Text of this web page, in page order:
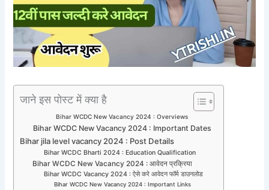
जाने इस पोस्ट में क्या है
Bihar WCDC New Vacancy 2024 : Overviews
Bihar WCDC New Vacancy 2024 : Important Dates
Bihar jila level vacancy 2024 : Post Details
Bihar WCDC Bharti 2024 : Education Qualification
Bihar WCDC New Vacancy 2024 : आवेदन प्रक्रिया
Bihar WCDC Vacancy 2024 : ऐसे करे आवेदन फॉर्म डाउनलोड
Bihar WCDC New Vacancy 2024 : Important Links